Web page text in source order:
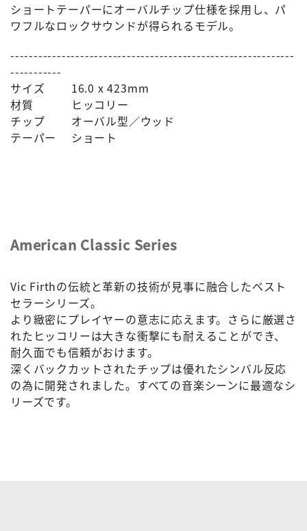
ショートテーパーにオーバルチップ仕様を採用し、パ
ワフルなロックサウンドが得られるモデル。
-------------------------------------------------------------
-----------
サイズ 16.0 x 423mm
材質 ヒッコリー
チップ オーバル型／ウッド
テーパー ショート
American Classic Series
Vic Firthの伝統と革新の技術が見事に融合したベスト
セラーシリーズ。
より緻密にプレイヤーの意志に応えます。さらに厳選さ
れたヒッコリーは大きな衝撃にも耐えることができ、
耐久面でも信頼がおけます。
深くバックカットされたチップは優れたシンバル反応
の為に開発されました。すべての音楽シーンに最適なシ
リーズです。